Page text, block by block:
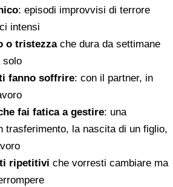
: episodi improvvisi di terrore
intensi
o tristezzache dura da settimane
solo
fanno soffrire: con il partner, in
fai fatica a gestire: una
trasferimento, la nascita di un figlio,
ripetitivi che vorresti cambiare ma